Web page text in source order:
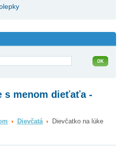
s menom dieťaťa -
Dievčatá
Dievčatko na lúke